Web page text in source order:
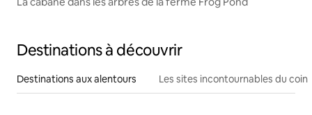
Destinations à découvrir
Destinations aux alentours Les sites incontournables du coin